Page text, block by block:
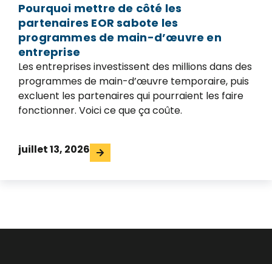
Pourquoi mettre de côté les
partenaires EOR sabote les
programmes de main-d’œuvre en
entreprise
Les entreprises investissent des millions dans des
programmes de main-d’œuvre temporaire, puis
excluent les partenaires qui pourraient les faire
fonctionner. Voici ce que ça coûte.
juillet 13, 2026